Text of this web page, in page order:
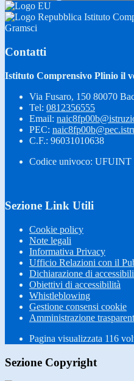
Istituto
Gramsci
Contatti
Istituto Comprensivo Plinio il
Via Fusaro, 150 80070
Tel: 0812356555
Email:
PEC:
C.F.: 96031010638
Codice univoco: UFUINT
Sezione Link Utili
Cookie policy
Note legali
Informativa Privacy
Ufficio Relazioni con il
Dichiarazione di
Obiettivi di accessibilità
Whistleblowing
Gestione consensi cookie
Amministrazione
Pagina visualizzata 116
Sezione Copyright